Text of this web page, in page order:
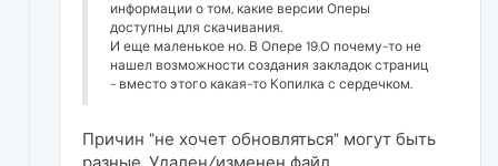
информации о том, какие версии Оперы
доступны для скачивания.
И еще маленькое но. В Опере 19.0 почему-то не
нашел возможности создания закладок страниц
- вместо этого какая-то Копилка с сердечком.
Причин "не хочет обновляться" могут быть
разные. Удален/изменен файл